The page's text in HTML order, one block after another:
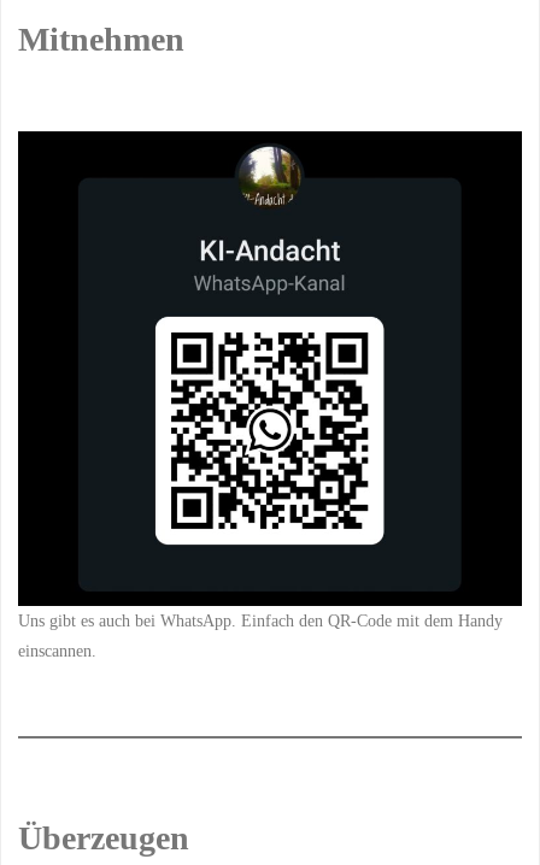
Mitnehmen
Uns gibt es auch bei WhatsApp. Einfach den QR-Code mit dem Handy
einscannen.
Überzeugen